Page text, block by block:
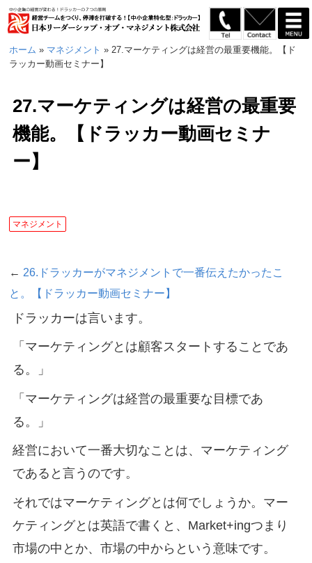
ホーム » マネジメント » 27.マーケティングは経営の最重要機能。【ド
ラッカー動画セミナー】
27.マーケティングは経営の最重要
機能。【ドラッカー動画セミナ
ー】
マネジメント
← 26.ドラッカーがマネジメントで一番伝えたかったこ
と。【ドラッカー動画セミナー】
ドラッカーは言います。
「マーケティングとは顧客スタートすることであ
る。」
「マーケティングは経営の最重要な目標であ
る。」
経営において一番大切なことは、マーケティング
であると言うのです。
それではマーケティングとは何でしょうか。マー
ケティングとは英語で書くと、Market+ingつまり
市場の中とか、市場の中からという意味です。